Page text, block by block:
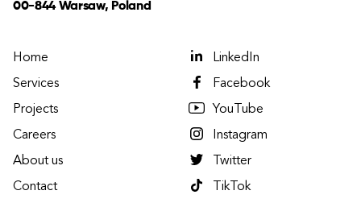
00-844 Warsaw, Poland
Home
Services
Projects
Careers
About us
Contact
LinkedIn
Facebook
YouTube
Instagram
Twitter
TikTok